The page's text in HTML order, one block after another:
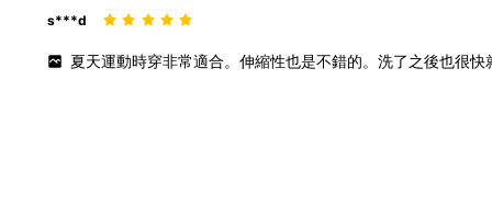
s***d
夏天運動時穿非常適合。伸縮性也是不錯的。洗了之後也很快